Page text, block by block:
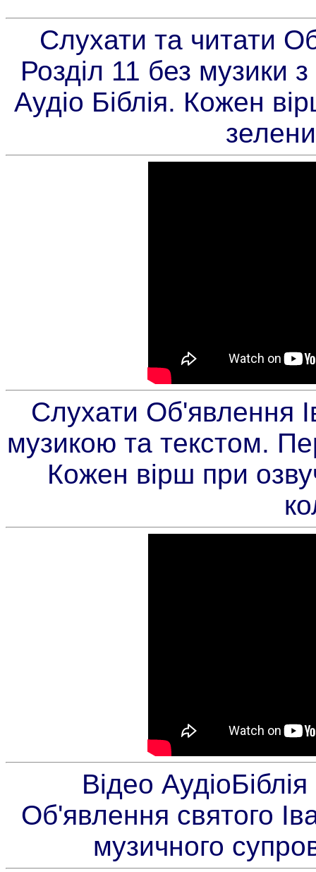
Слухати та читати
Розділ 11 без музики
Аудіо Біблія. Кожен
Слухати Об'явлення
музикою та текстом.
Кожен вірш при
Відео
Об'явлення святого
музичного